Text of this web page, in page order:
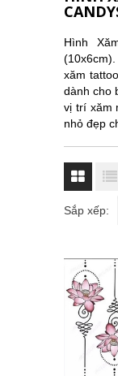
Hình
xăm
dành cho
vị trí xăm
nhỏ đẹp
Sắp xếp: